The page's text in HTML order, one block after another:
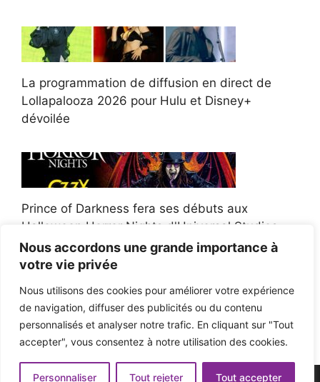
Nous accordons une grande importance à
votre vie privée
Nous utilisons des cookies pour améliorer votre expérience
de navigation, diffuser des publicités ou du contenu
personnalisés et analyser notre trafic. En cliquant sur "Tout
accepter", vous consentez à notre utilisation des cookies.
Personnaliser Tout rejeter Tout accepter
La programmation de diffusion en direct de
Lollapalooza 2026 pour Hulu et Disney+
dévoilée
Prince of Darkness fera ses débuts aux
Halloween Horror Nights d'Universal Studios
Afroman poursuit un policier de l'Ohio après la
victoire du jury en diffamation